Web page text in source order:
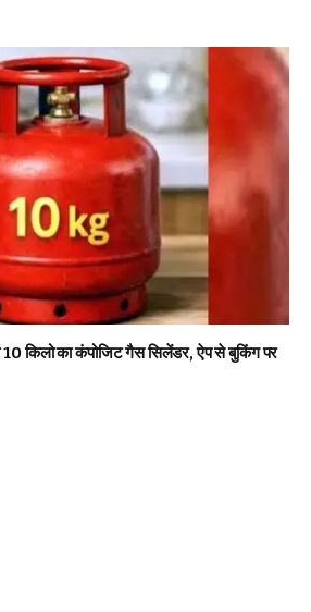
10 किलो का कंपोजिट गैस सिलेंडर, ऐप से बुकिंग पर